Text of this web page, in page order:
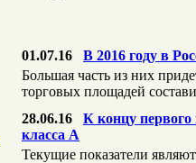
01.07.16
В 2016 году в
Большая часть из них
торговых площадей
28.06.16
К концу первого
класса А
Текущие показатели